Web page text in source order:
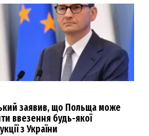
заявив, що Польща може
ввезення будь-якої
з України